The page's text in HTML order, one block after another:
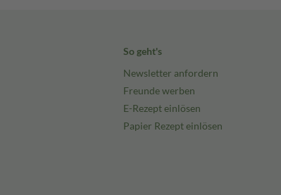
So geht's
Newsletter anfordern
Freunde werben
E-Rezept einlösen
Papier Rezept einlösen